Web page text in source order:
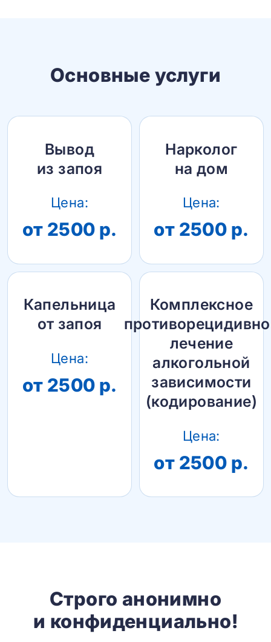
Основные услуги
Вывод
из запоя
Цена:
от 2500 р.
Нарколог
на дом
Цена:
от 2500 р.
Капельница
от запоя
Цена:
от 2500 р.
Комплексное
лечение
алкогольной
зависимости
(кодирование)
Цена:
от 2500 р.
Строго анонимно
и конфиденциально!